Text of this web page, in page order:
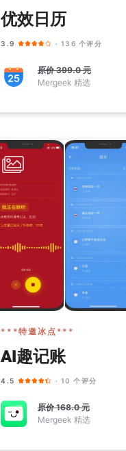
优效日历
3.9 · 136 个评分
原价399.0 元
Mergeek 精选
***特邀冰点***
AI趣记账
4.5 · 10 个评分
原价168.0 元
Mergeek 精选